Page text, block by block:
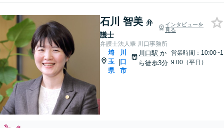
石川 智美 弁
護士
インタビューを
見る
弁護士法人翠 川口事務所
埼
玉
県
|
川
口
市
川口駅 か
ら徒歩3分
営業時間：10:00~1
9:00（平日）